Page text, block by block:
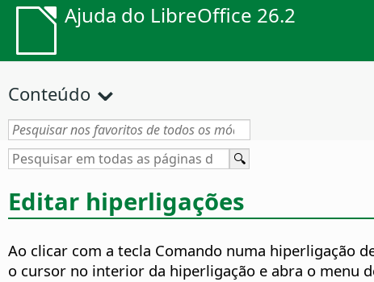
Ajuda do LibreOffice 26.2
Conteúdo
Editar hiperligações
Ao clicar com a tecla Comando numa hiperligação
o cursor no interior da hiperligação e abra o menu